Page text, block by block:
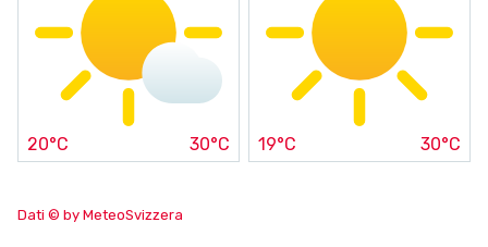
20°C 30°C 19°C 30°C
Dati © by MeteoSvizzera